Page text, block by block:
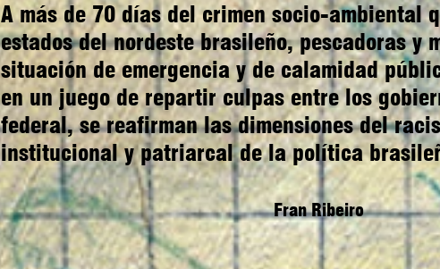
A más de 70 días del crimen socio-ambiental
estados del nordeste brasileño, pescadoras y
situación de emergencia y de calamidad
en un juego de repartir culpas entre los
federal, se reafirman las dimensiones del
institucional y patriarcal de la política
Fran Ribeiro